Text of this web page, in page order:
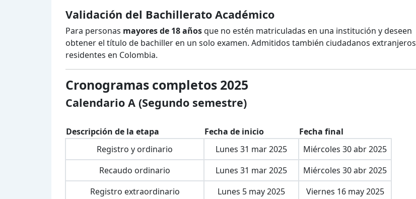
Validación del Bachillerato Académico
Para personas mayores de 18 añosque no estén matriculadas en una institución y deseen
obtener el título de bachiller en un solo examen. Admitidos también ciudadanos extranjeros
residentes en Colombia.
Cronogramas completos 2025
Calendario A (Segundo semestre)
Descripción de la etapa Fecha de inicio
Fecha final
Registro y ordinario
Lunes 31 mar 2025
Miércoles 30 abr 2025
Recaudo ordinario
Lunes 31 mar 2025
Miércoles 30 abr 2025
Registro extraordinario
Lunes 5 may 2025
Viernes 16 may 2025